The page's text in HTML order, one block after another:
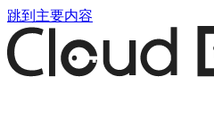
跳到主要内容